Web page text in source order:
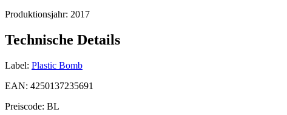
Produktionsjahr: 2017
Technische Details
Label: Plastic Bomb
EAN: 4250137235691
Preiscode: BL